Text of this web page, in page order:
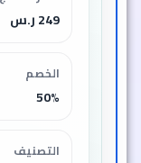
249 ر.س
الخصم
50%
التصنيف